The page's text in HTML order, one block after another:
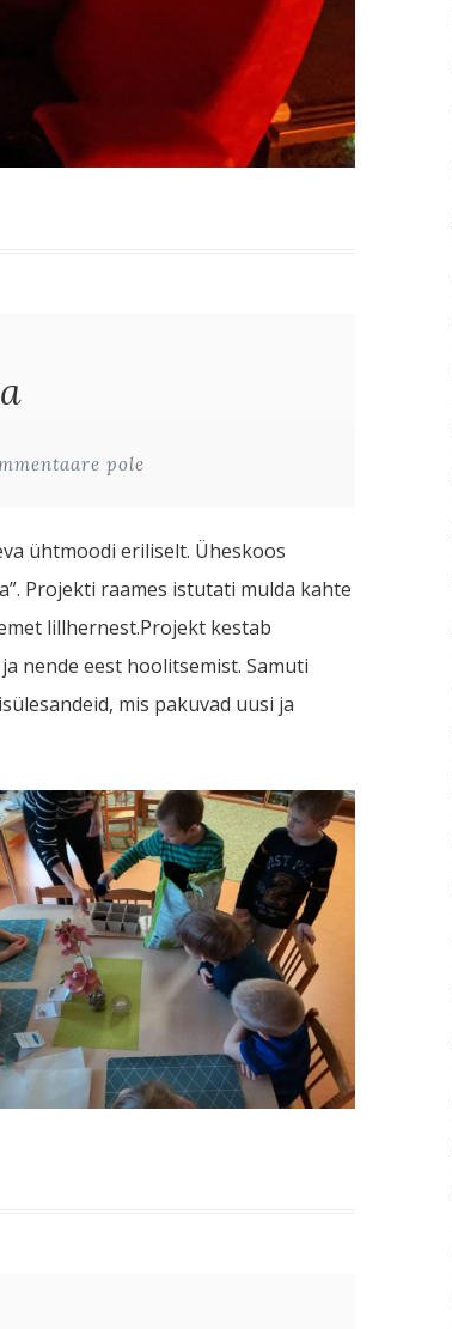
pole
ühtmoodi eriliselt. Üheskoos
Projekti raames istutati mulda kahte
lillhernest.Projekt kestab
nende eest hoolitsemist. Samuti
mis pakuvad uusi ja